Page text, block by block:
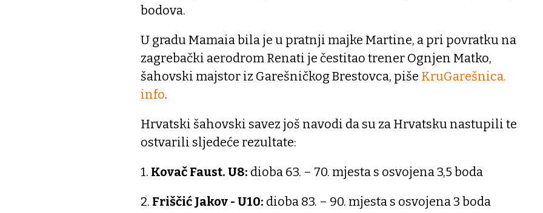
bodova.
U gradu Mamaia bila je u pratnji majke Martine, a pri povratku na
zagrebački aerodrom Renati je čestitao trener Ognjen Matko,
šahovski majstor iz Garešničkog Brestovca, piše KruGarešnica.
info.
Hrvatski šahovski savez još navodi da su za Hrvatsku nastupili te
ostvarili sljedeće rezultate:
1. Kovač Faust. U8: dioba 63. – 70. mjesta s osvojena 3,5 boda
2. Friščić Jakov - U10: dioba 83. – 90. mjesta s osvojena 3 boda